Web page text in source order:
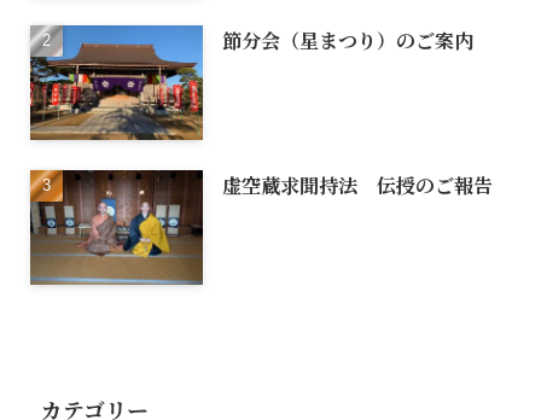
節分会（星まつり）のご案内
虚空蔵求聞持法 伝授のご報告
カテゴリー